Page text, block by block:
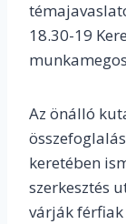
18.30-19
Az önálló
keretében
szerkesztés
várják férfiak